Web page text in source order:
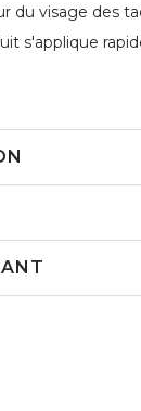
visage des
s'applique